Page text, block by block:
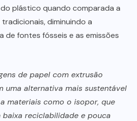
plástico quando comparada a
diminuindo a
de fontes fósseis e as emissões
de papel com extrusão
uma alternativa mais sustentável
materiais como o isopor, que
baixa reciclabilidade e pouca